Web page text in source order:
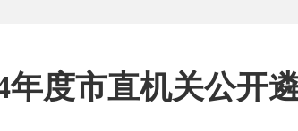
年度市直机关公开